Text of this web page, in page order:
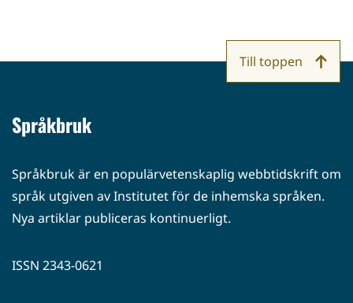
Språkbruk
Språkbruk är en populärvetenskaplig webbtidskrift om
språk utgiven av Institutet för de inhemska språken.
Nya artiklar publiceras kontinuerligt.
ISSN 2343-0621
Till toppen